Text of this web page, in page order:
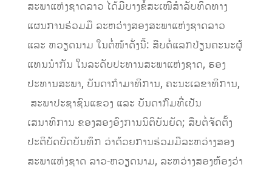
ສະພາແຫ່ງຊາດລາວ ໄດ້ມີບາງຂໍ້ສະເໜີສຳລັບທິດທາງ
ແຜນການຮ່ວມມື ລະຫວ່າງສອງສະພາແຫ່ງຊາດລາວ
ແລະ ຫວຽດນາມ ໃນຕໍ່ໜ້າດັ່ງນີ້: ສືບຕໍ່ແລກປ່ຽນຄະນະຜູ້
ແທນນໍາກັນ ໃນລະດັບປະທານສະພາແຫ່ງຊາດ, ຮອງ
ປະທານສະພາ, ບັນດາກຳມາທິການ, ຄະນະເລຂາທິການ,
ສະພາປະຊາຊົນແຂວງ ແລະ ບັນດາກົມທີ່ເປັນ
ເສນາທິການ ຂອງສອງອົງການນິຕິບັນຍັດ; ສືບຕໍ່ຈັດຕັ້ງ
ປະຕິບັດບົດບັນທຶກ ວ່າດ້ວຍການຮ່ວມມືລະຫວ່າງສອງ
ສະພາແຫ່ງຊາດ ລາວ-ຫວຽດນາມ, ລະຫວ່າງສອງຫ້ອງວ່າ